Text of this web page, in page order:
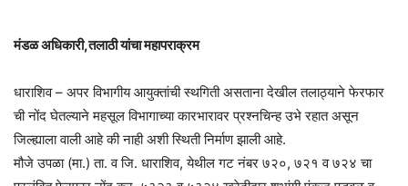
मंडळ अधिकारी,तलाठी यांचा महापराक्रम
धाराशिव – अपर विभागीय आयुक्तांची स्थगिती असताना देखील तलाठ्याने फेरफार
ची नोंद घेतल्याने महसूल विभागाच्या कारभारावर प्रश्नचिन्ह उभे रहात असून
जिल्ह्याला वाली आहे की नाही अशी स्थिती निर्माण झाली आहे.
मौजे उपळा (मा.) ता. व जि. धाराशिव, येथील गट नंबर ७२०, ७२१ व ७२४ चा